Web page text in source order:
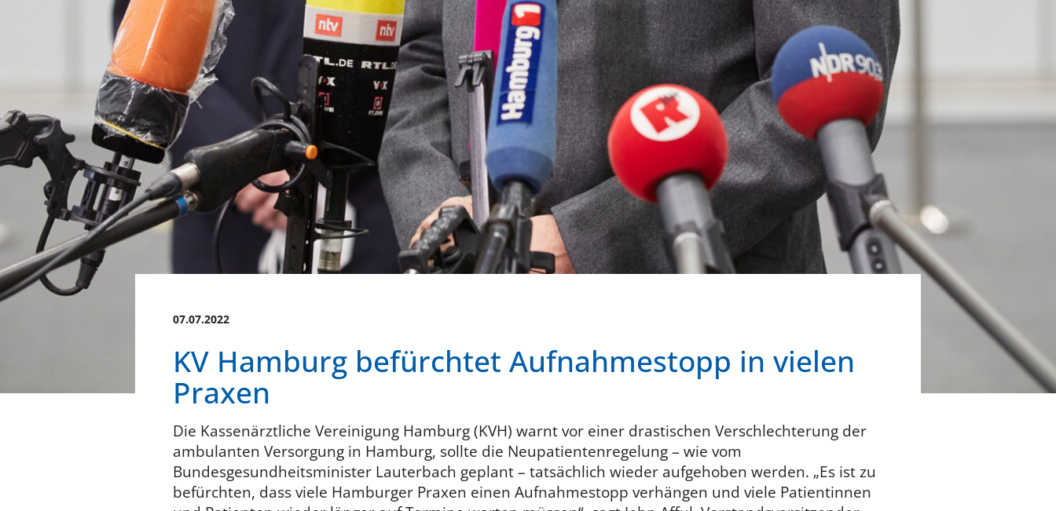
07.07.2022
KV Hamburg befürchtet Aufnahmestopp in vielen
Praxen
Die Kassenärztliche Vereinigung Hamburg (KVH) warnt vor einer drastischen Verschlechterung der
ambulanten Versorgung in Hamburg, sollte die Neupatientenregelung – wie vom
Bundesgesundheitsminister Lauterbach geplant – tatsächlich wieder aufgehoben werden. „Es ist zu
befürchten, dass viele Hamburger Praxen einen Aufnahmestopp verhängen und viele Patientinnen